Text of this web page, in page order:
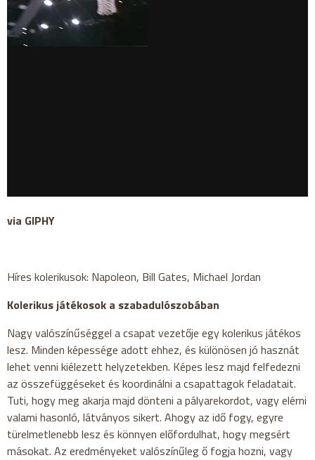
via GIPHY
Híres kolerikusok: Napoleon, Bill Gates, Michael Jordan
Kolerikus játékosok a szabadulószobában
Nagy valószínűséggel a csapat vezetője egy kolerikus játékos
lesz. Minden képessége adott ehhez, és különösen jó hasznát
lehet venni kiélezett helyzetekben. Képes lesz majd felfedezni
az összefüggéseket és koordinálni a csapattagok feladatait.
Tuti, hogy meg akarja majd dönteni a pályarekordot, vagy elérni
valami hasonló, látványos sikert. Ahogy az idő fogy, egyre
türelmetlenebb lesz és könnyen előfordulhat, hogy megsért
másokat. Az eredményeket valószínűleg ő fogja hozni, vagy